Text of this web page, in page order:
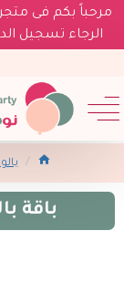
مرحباً بكم فى متجر
الرجاء تسجيل
باقة